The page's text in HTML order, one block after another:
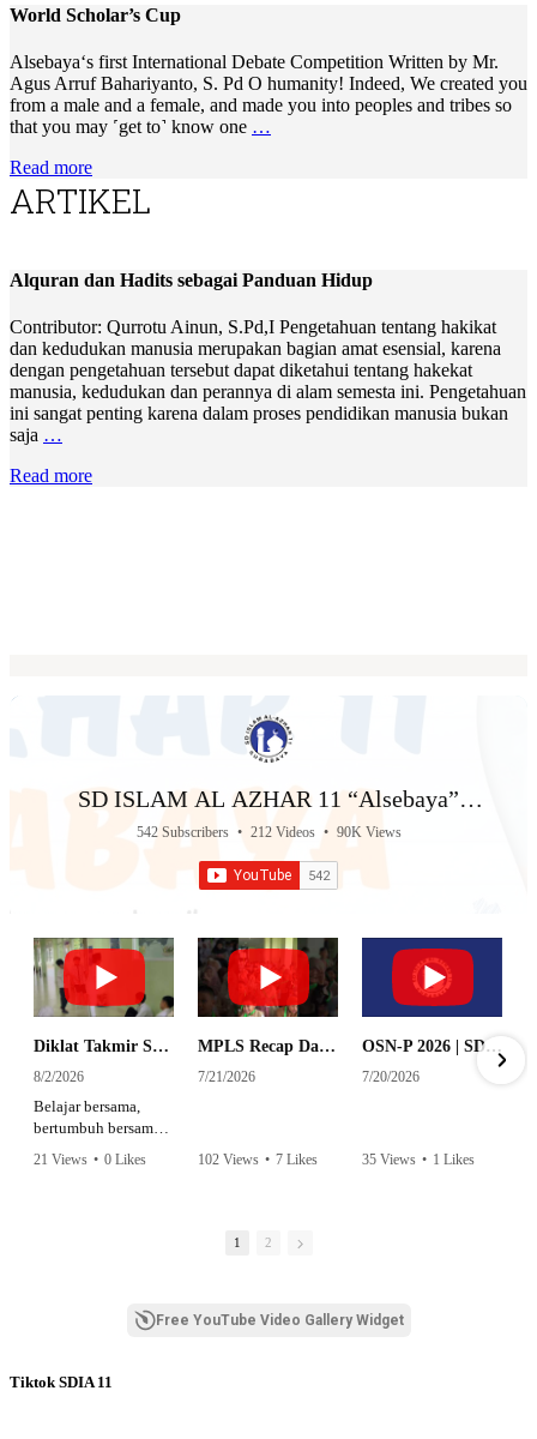
World Scholar’s Cup
Alsebaya‘s first International Debate Competition Written by Mr.
Agus Arruf Bahariyanto, S. Pd O humanity! Indeed, We created you
from a male and a female, and made you into peoples and tribes so
that you may ˹get to˺ know one …
Read more
ARTIKEL
Alquran dan Hadits sebagai Panduan Hidup
Contributor: Qurrotu Ainun, S.Pd,I Pengetahuan tentang hakikat
dan kedudukan manusia merupakan bagian amat esensial, karena
dengan pengetahuan tersebut dapat diketahui tentang hakekat
manusia, kedudukan dan perannya di alam semesta ini. Pengetahuan
ini sangat penting karena dalam proses pendidikan manusia bukan
saja …
Read more
SD ISLAM AL AZHAR 11 “Alsebaya”
Surabaya
542 Subscribers • 212 Videos • 90K Views
Diklat Takmir SDI Al Azhar 11 Surabaya
8/2/2026
Belajar bersama,
bertumbuh bersama,
amanah.
mencetak pemimpin-
bertanggung jawab,
21 Views • 0 Likes
MPLS Recap Day 1 - SDI Al Azhar 11 Surabaya
7/21/2026
102 Views • 7 Likes
OSN-P 2026 | SD - 20533043 - SD ISLAM AL AZHAR 11 SURABAYA | IPA
7/20/2026
35 Views • 1 Likes
1 2
Free YouTube Video Gallery Widget
Tiktok SDIA 11